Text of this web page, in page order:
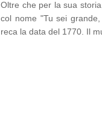
Oltre che per la sua
col nome "Tu sei
reca la data del 1770. Il